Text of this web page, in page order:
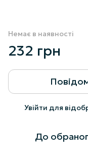
Немає в наявності
232 грн
Увійти для
До